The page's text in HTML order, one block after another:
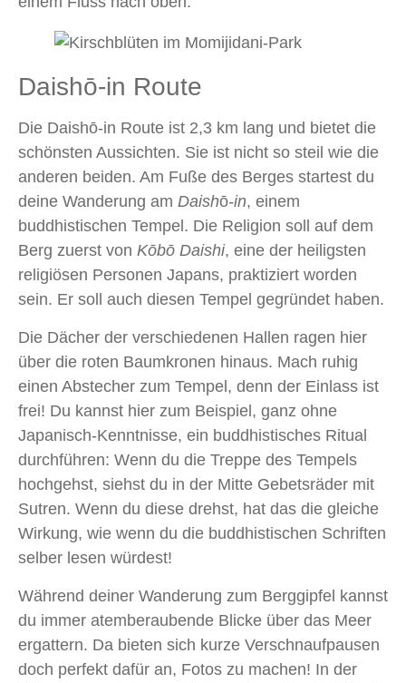
Daishō-in Route
Die Daishō-in Route ist 2,3 km lang und bietet die
schönsten Aussichten. Sie ist nicht so steil wie die
anderen beiden. Am Fuße des Berges startest du
deine Wanderung am Daishō-in, einem
buddhistischen Tempel. Die Religion soll auf dem
Berg zuerst von Kōbō Daishi, eine der heiligsten
religiösen Personen Japans, praktiziert worden
sein. Er soll auch diesen Tempel gegründet haben.
Die Dächer der verschiedenen Hallen ragen hier
über die roten Baumkronen hinaus. Mach ruhig
einen Abstecher zum Tempel, denn der Einlass ist
frei! Du kannst hier zum Beispiel, ganz ohne
Japanisch-Kenntnisse, ein buddhistisches Ritual
durchführen: Wenn du die Treppe des Tempels
hochgehst, siehst du in der Mitte Gebetsräder mit
Sutren. Wenn du diese drehst, hat das die gleiche
Wirkung, wie wenn du die buddhistischen Schriften
selber lesen würdest!
Während deiner Wanderung zum Berggipfel kannst
du immer atemberaubende Blicke über das Meer
ergattern. Da bieten sich kurze Verschnaufpausen
doch perfekt dafür an, Fotos zu machen! In der